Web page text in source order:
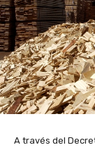
A través del